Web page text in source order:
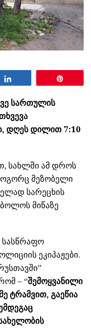
სართულის
დღეს დილით 7:10
სახლში ამ დროს
მეზობელი
სარეცხის
მიწაზე
ეკიპაჟები.
– “შემოყვანილი
ტრამვით, გაეწია